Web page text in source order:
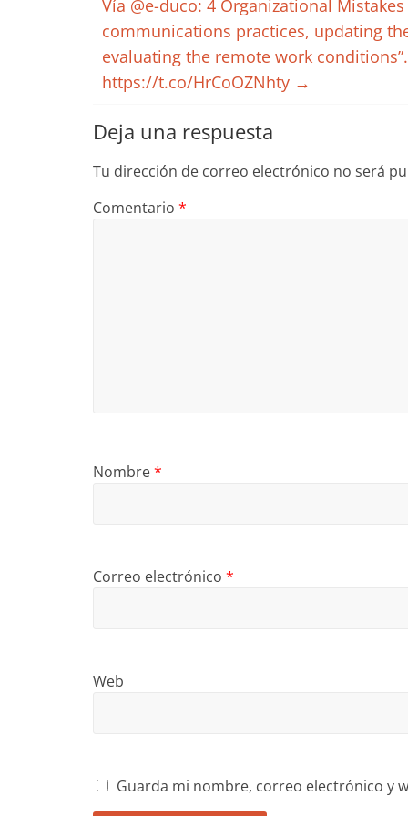
Vía @e-duco: 4 Organizational
communications practices, updating
evaluating the remote work
https://t.co/HrCoOZNhty →
Deja una respuesta
Tu dirección de correo electrónico no será
Comentario *
Nombre*
Correo electrónico *
Web
Guarda mi nombre, correo electrónico y